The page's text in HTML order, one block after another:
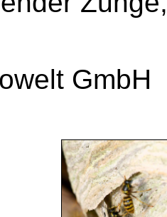
GmbH